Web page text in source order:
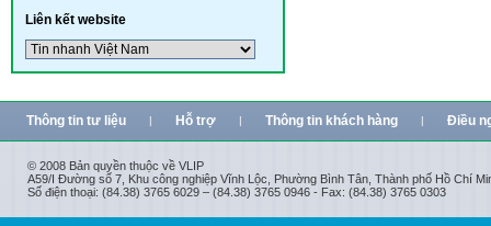
Liên kết website
Thông tin tư liệu | Hỗ trợ | Thông tin khách hàng | Điều
© 2008 Bản quyền thuộc về VLIP
A59/I Đường số 7, Khu công nghiệp Vĩnh Lộc, Phường Bình Tân, Thành phố Hồ Chí
Số điện thoại: (84.38) 3765 6029 – (84.38) 3765 0946 - Fax: (84.38) 3765 0303